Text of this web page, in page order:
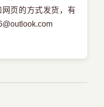
页的方式发货，有